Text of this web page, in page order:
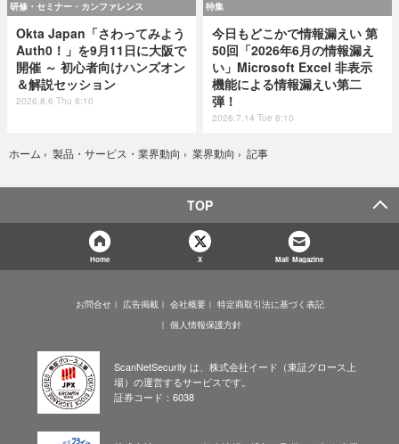
研修・セミナー・カンファレンス
Okta Japan「さわってみよう
Auth0！」を9月11日に大阪で
開催 ～ 初心者向けハンズオン
＆解説セッション
2026.8.6 Thu 8:10
特集
今日もどこかで情報漏えい 第
50回「2026年6月の情報漏え
い」Microsoft Excel 非表示
機能による情報漏えい第二
弾！
2026.7.14 Tue 8:10
ホーム › 製品・サービス・業界動向 › 業界動向 › 記事
TOP
Home X Mail Magazine
お問合せ 広告掲載 会社概要
特定商取引法に基づく表記
個人情報保護方針
ScanNetSecurity は、株式会社イード（東証グロース上
場）の運営するサービスです。
証券コード：6038